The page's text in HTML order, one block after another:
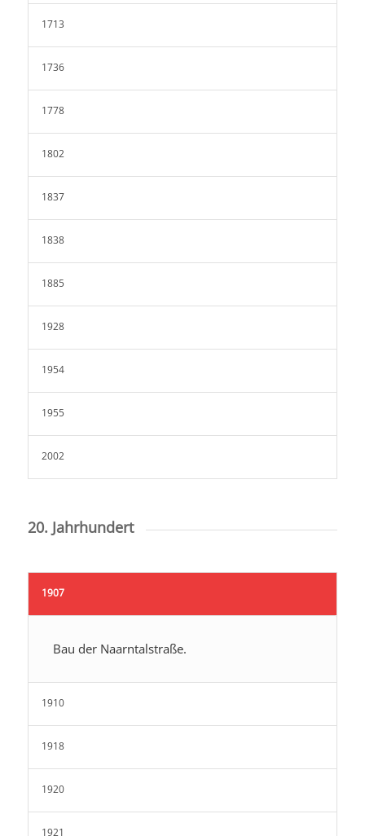
1713
1736
1778
1802
1837
1838
1885
1928
1954
1955
2002
20. Jahrhundert
1907
Bau der Naarntalstraße.
1910
1918
1920
1921